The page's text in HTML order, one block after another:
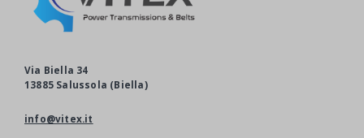
Via Biella 34
13885 Salussola (Biella)
info@vitex.it